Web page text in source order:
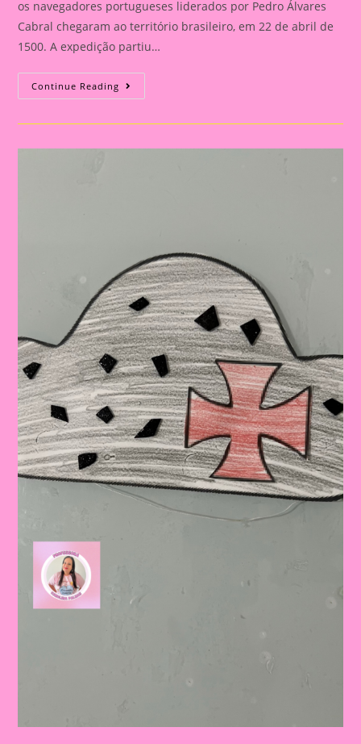
os navegadores portugueses liderados por Pedro Álvares
Cabral chegaram ao território brasileiro, em 22 de abril de
1500. A expedição partiu…
Continue Reading Atividade
Descobrimento
Brasil